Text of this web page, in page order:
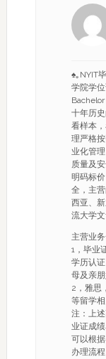
♠｡NYIT
学院学
十年历
看样本
理严格
业化管
质量及
明码标
全，主
西亚、
流大学文
主营业
1，毕业
学历认
母及亲
2，雅思
等留学相
注：上
业证成
可以根据
办理流程